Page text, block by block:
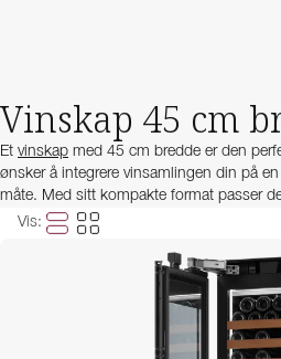
Vinskap 45 cm
Et vinskap med 45 cm bredde er den
ønsker å integrere vinsamlingen din på
måte. Med sitt kompakte format passer
moderne kjøkken, samtidig som det gir
Disse modellene er spesielt utviklet for
kjøkkendesignet ditt. Med nøyaktig
og UV-beskyttet glass sikrer et vinskap
er optimalt temperert og godt beskyttet.
Vis: